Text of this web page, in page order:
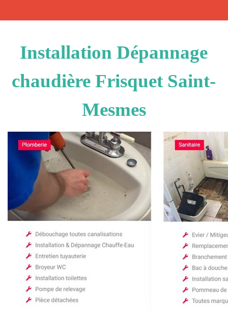
Installation Dépannage
chaudière Frisquet Saint-
Mesmes